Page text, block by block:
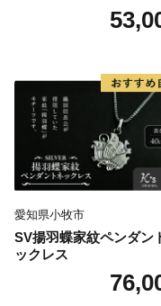
愛知県小牧市
SV揚羽蝶家紋ペンダン
ックレス